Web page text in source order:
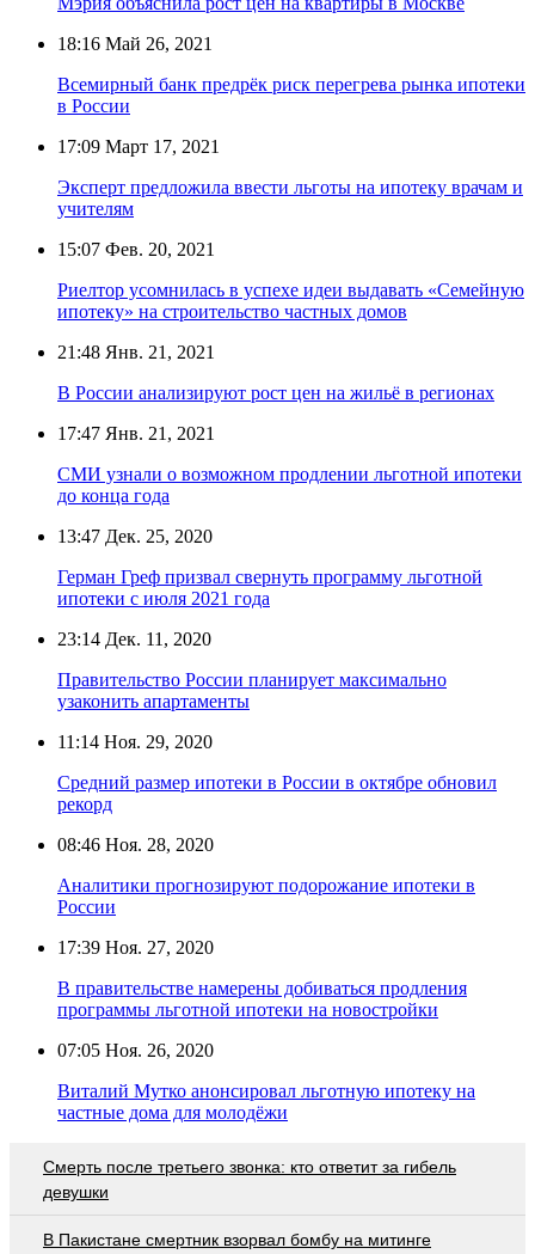
18:16 Май 26, 2021
Всемирный банк предрёк риск перегрева рынка ипотеки
в России
17:09 Март 17, 2021
Эксперт предложила ввести льготы на ипотеку врачам и
учителям
15:07 Фев. 20, 2021
Риелтор усомнилась в успехе идеи выдавать «Семейную
ипотеку» на строительство частных домов
21:48 Янв. 21, 2021
В России анализируют рост цен на жильё в регионах
17:47 Янв. 21, 2021
СМИ узнали о возможном продлении льготной ипотеки
до конца года
13:47 Дек. 25, 2020
Герман Греф призвал свернуть программу льготной
ипотеки с июля 2021 года
23:14 Дек. 11, 2020
Правительство России планирует максимально
узаконить апартаменты
11:14 Ноя. 29, 2020
Средний размер ипотеки в России в октябре обновил
рекорд
08:46 Ноя. 28, 2020
Аналитики прогнозируют подорожание ипотеки в
России
17:39 Ноя. 27, 2020
В правительстве намерены добиваться продления
программы льготной ипотеки на новостройки
07:05 Ноя. 26, 2020
Виталий Мутко анонсировал льготную ипотеку на
частные дома для молодёжи
Смерть после третьего звонка: кто ответит за гибель
девушки
В Пакистане смертник взорвал бомбу на митинге